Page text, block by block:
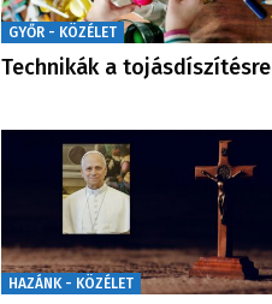
GYŐR - KÖZÉLET
Technikák a tojásdíszítésre
HAZÁNK - KÖZÉLET